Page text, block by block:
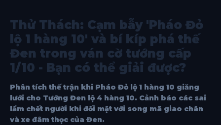
Thử Thách: Cạm bẫy 'Pháo Đỏ
lộ 1 hàng 10' và bí kíp phá thế
Đen trong ván cờ tướng cấp
1/10 - Bạn có thể giải được?
Phân tích thế trận khi Pháo Đỏ lộ 1 hàng 10 giăng
lưới cho Tướng Đen lộ 4 hàng 10. Cảnh báo các sai
lầm chết người khi đối mặt với song mã giao chân
và xe đâm thọc của Đen.